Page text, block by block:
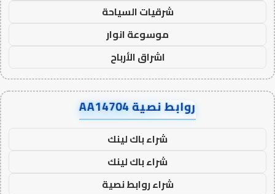
شرقيات السياحة
موسوعة انوار
اشراق الأرباح
روابط نصية AA14704
شراء باك لينك
شراء باك لينك
شراء روابط نصية